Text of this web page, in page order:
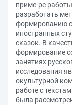
приме-ре
разработать
формированию
иностранных
сказок. В
формирование
занятиях
исследования
окультурной
работе с
была